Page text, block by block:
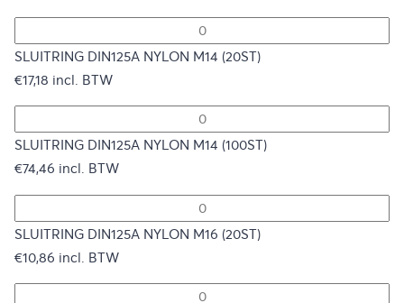
SLUITRING DIN125A NYLON M14 (20ST)
€17,18 incl. BTW
SLUITRING DIN125A NYLON M14 (100ST)
€74,46 incl. BTW
SLUITRING DIN125A NYLON M16 (20ST)
€10,86 incl. BTW